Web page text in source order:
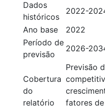
Dados
históricos
2022-
Ano base
2022
Período de
previsão
2026-
Cobertura
do
relatório
Previsão
fatores